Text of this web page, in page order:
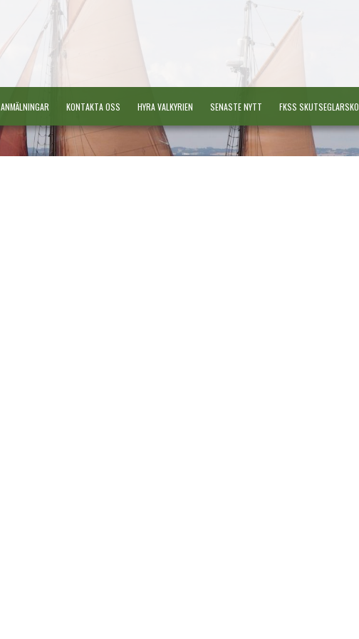
ANMÄLNINGAR KONTAKTA OSS HYRA VALKYRIEN SENASTE NYTT FKSS